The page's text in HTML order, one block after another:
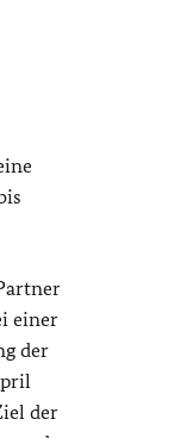
einer
der
der